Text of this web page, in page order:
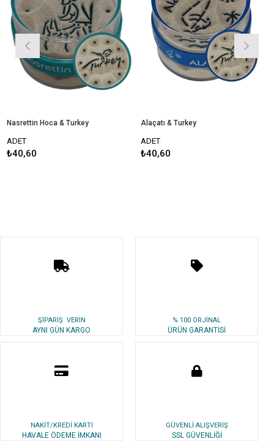
Nasrettin Hoca & Turkey
ADET
₺40,60
Alaçatı & Turkey
ADET
₺40,60
ŞİPARİŞ VERİN
AYNI GÜN KARGO
% 100 ORJİNAL
ÜRÜN GARANTİSİ
NAKİT/KREDİ KARTI
HAVALE ÖDEME İMKANI
GÜVENLİ ALIŞVERİŞ
SSL GÜVENLİĞİ